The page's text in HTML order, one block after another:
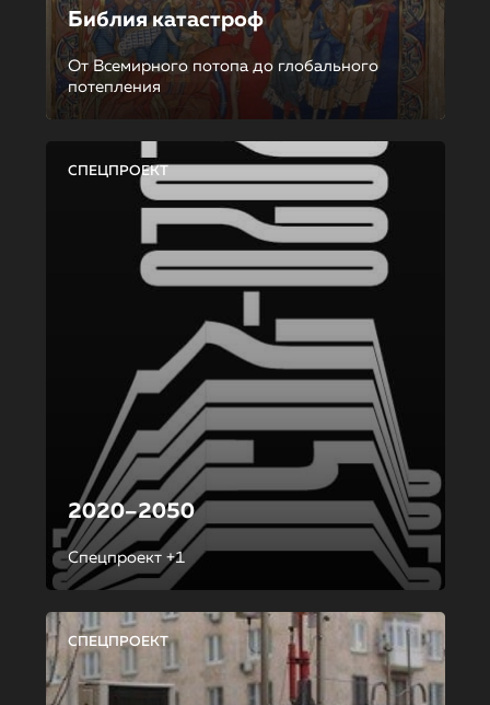
Библия катастроф
От Всемирного потопа до глобального
потепления
СПЕЦПРОЕКТ
2020–2050
Спецпроект +1
СПЕЦПРОЕКТ